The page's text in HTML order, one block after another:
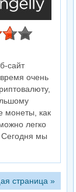
сайт
очень
монеты, как
легко
Сегодня мы
страница »